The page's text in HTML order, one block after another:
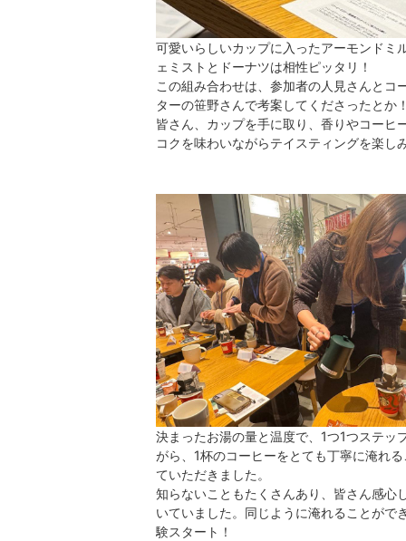
可愛いらしいカップに入ったアーモンドミ
ェミストとドーナツは相性ピッタリ！
この組み合わせは、参加者の人見さんとコ
ターの笹野さんで考案してくださったとか
皆さん、カップを手に取り、香りやコーヒ
コクを味わいながらテイスティングを楽し
決まったお湯の量と温度で、1つ1つステッ
がら、1杯のコーヒーをとても丁寧に淹れ
ていただきました。
知らないこともたくさんあり、皆さん感心
いていました。同じように淹れることがで
験スタート！